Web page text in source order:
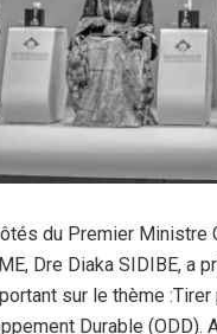
du Premier Ministre
Dre Diaka SIDIBE, a
sur le thème
Durable (ODD).